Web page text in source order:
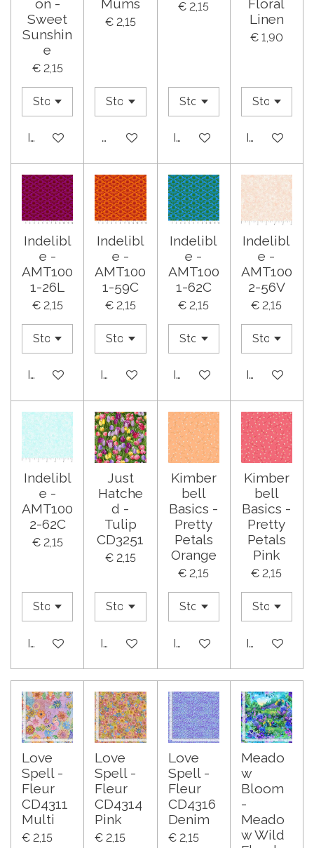
on -
Sweet
Sunshin
e
€ 2,15
In winkelwagen
Mums
€ 2,15
Houd mij op de hoogte
€ 2,15
In winkelwagen
Floral
Linen
€ 1,90
In
Indelibl
e -
AMT100
1-26L
€ 2,15
In winkelwagen
Indelibl
e -
AMT100
1-59C
€ 2,15
In winkelwagen
Indelibl
e -
AMT100
1-62C
€ 2,15
In winkelwagen
Indelibl
e -
AMT100
2-56V
€ 2,15
In
Indelibl
e -
AMT100
2-62C
€ 2,15
In winkelwagen
Just
Hatche
d -
Tulip
CD3251
€ 2,15
In winkelwagen
Kimber
bell
Basics -
Pretty
Petals
Orange
€ 2,15
In winkelwagen
Kimber
bell
Basics -
Pretty
Petals
Pink
€ 2,15
In
Love
Spell -
Fleur
CD4311
Multi
€ 2,15
Love
Spell -
Fleur
CD4314
Pink
€ 2,15
Love
Spell -
Fleur
CD4316
Denim
€ 2,15
Meado
w
Bloom
-
Meado
w Wild